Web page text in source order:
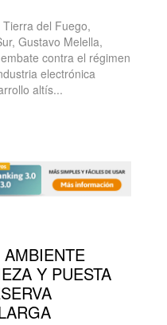
del Fuego,
Gustavo Melella,
contra el régimen
electrónica
altís...
AMBIENTE
Y PUESTA